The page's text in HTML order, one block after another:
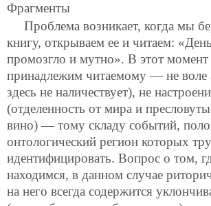
Фрагменты
Проблема возникает, когда мы
книгу, открываем ее и читаем:
промозгло и мутно». В этот
принадлежим читаемому — не воле
здесь не наличествует), не
(отделенность от мира и
вино) — тому складу событий,
онтологический регион которых
идентифицировать. Вопрос о том,
находимся, в данном случае
на него всегда содержится